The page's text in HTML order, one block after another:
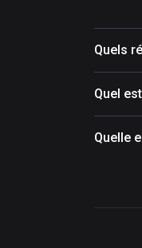
Quels
Quel
Quelle